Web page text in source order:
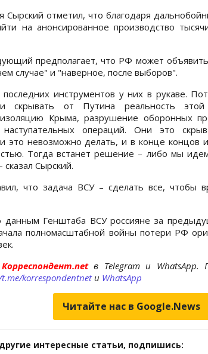
Сырский отметил, что благодаря
на анонсированное производство
предполагает, что РФ может
случае" и "наверное, после выборов".
инструментов у них в рукаве.
скрывать от Путина реальность
Крыма, разрушение оборонных
наступательных операций. Они это
это невозможно делать, и в конце концов
Тогда встанет решение – либо мы
сказал Сырский.
что задача ВСУ – сделать все, чтобы
данным Генштаба ВСУ россияне за
полномасштабной войны потери РФ
Корреспондент.netв Telegram и WhatsApp.
korrespondentnetи WhatsApp
Читайте нас в Google.News
интересные статьи, подпишись: